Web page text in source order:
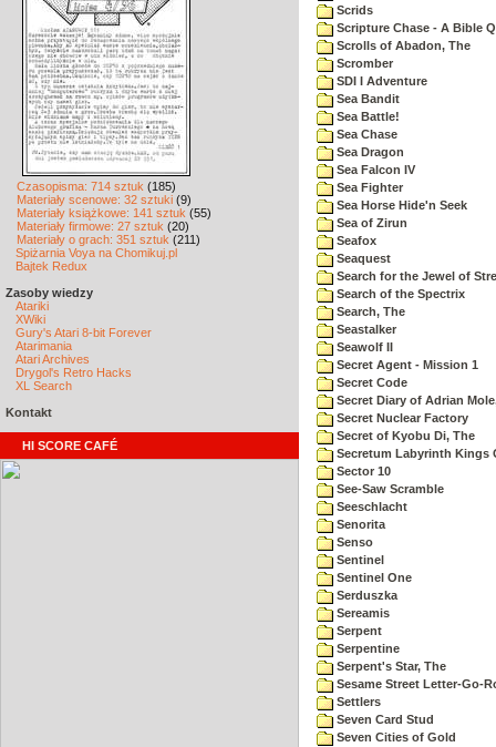
Czasopisma: 714 sztuk (185)
Materiały scenowe: 32 sztuki (9)
Materiały książkowe: 141 sztuk (55)
Materiały firmowe: 27 sztuk (20)
Materiały o grach: 351 sztuk (211)
Spiżarnia Voya na Chomikuj.pl
Bajtek Redux
Zasoby wiedzy
Atariki
XWiki
Gury's Atari 8-bit Forever
Atarimania
Atari Archives
Drygol's Retro Hacks
XL Search
Kontakt
HI SCORE CAFÉ
Scrids
Scripture Chase - A Bible
Scrolls of Abadon, The
Scromber
SDI I Adventure
Sea Bandit
Sea Battle!
Sea Chase
Sea Dragon
Sea Falcon IV
Sea Fighter
Sea Horse Hide'n Seek
Sea of Zirun
Seafox
Seaquest
Search for the Jewel of
Search of the Spectrix
Search, The
Seastalker
Seawolf II
Secret Agent - Mission 1
Secret Code
Secret Diary of Adrian
Secret Nuclear Factory
Secret of Kyobu Di, The
Secretum Labyrinth Kings
Sector 10
See-Saw Scramble
Seeschlacht
Senorita
Senso
Sentinel
Sentinel One
Serduszka
Sereamis
Serpent
Serpentine
Serpent's Star, The
Sesame Street Letter-Go-
Settlers
Seven Card Stud
Seven Cities of Gold